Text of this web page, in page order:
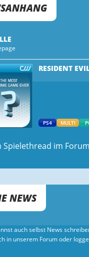
RESIDENT
PS4 MULTI
Spielethread im
NEWS
auch selbst News
in unserem Forum oder